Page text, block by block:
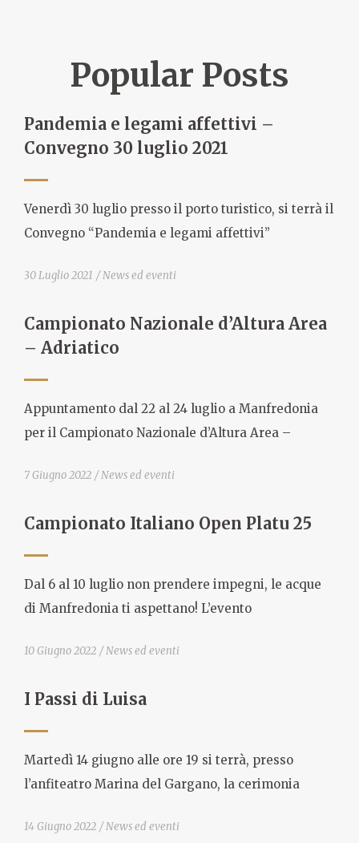
Popular Posts
Pandemia e legami affettivi –
Convegno 30 luglio 2021
Venerdì 30 luglio presso il porto turistico, si terrà il
Convegno “Pandemia e legami affettivi”
30 Luglio 2021 News ed eventi
Campionato Nazionale d’Altura Area
– Adriatico
Appuntamento dal 22 al 24 luglio a Manfredonia
per il Campionato Nazionale d’Altura Area –
7 Giugno 2022 News ed eventi
Campionato Italiano Open Platu 25
Dal 6 al 10 luglio non prendere impegni, le acque
di Manfredonia ti aspettano! L’evento
10 Giugno 2022 News ed eventi
I Passi di Luisa
Martedì 14 giugno alle ore 19 si terrà, presso
l’anfiteatro Marina del Gargano, la cerimonia
14 Giugno 2022 News ed eventi